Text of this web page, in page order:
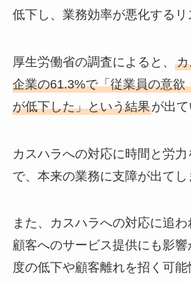
低下し、業務効率が悪化するリ
厚生労働省の調査によると、
企業の61.3%で「従業員の意欲
が低下した」という結果が出て
カスハラへの対応に時間と労力
で、本来の業務に支障が出てし
また、カスハラへの対応に追
顧客へのサービス提供にも影
度の低下や顧客離れを招く可能